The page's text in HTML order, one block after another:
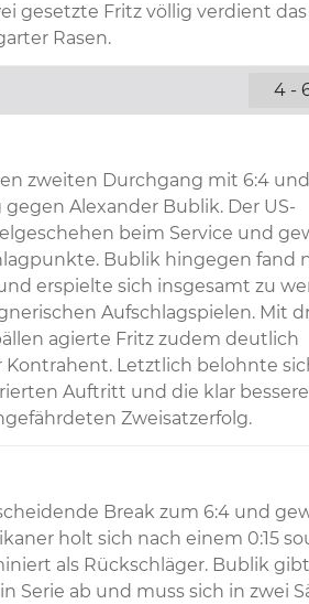
gesetzte Fritz völlig verdient
Rasen.
4 -
zweiten Durchgang mit 6:4
Alexander Bublik. Der US-
beim Service und
Bublik hingegen fand
erspielte sich insgesamt zu
Aufschlagspielen. Mit
agierte Fritz zudem deutlich
Kontrahent. Letztlich belohnte
Auftritt und die klar bessere
Zweisatzerfolg.
Break zum 6:4 und
holt sich nach einem 0:15
als Rückschläger. Bublik
Serie ab und muss sich in zwei